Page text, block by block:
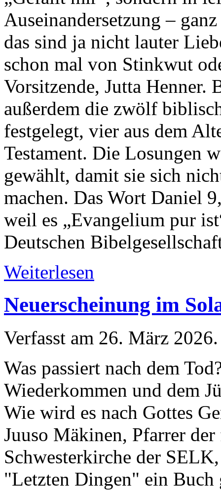
Auseinandersetzung –
das sind ja nicht lauter
schon mal von Stinkwut
Vorsitzende, Jutta Henner.
außerdem die zwölf
festgelegt, vier aus dem
Testament. Die Losungen
gewählt, damit sie sich
machen. Das Wort Daniel
weil es „Evangelium pur
Deutschen
Weiterlesen
Neuerscheinung im
Verfasst am 26. März 2026.
Was passiert nach dem
Wiederkommen und dem
Wie wird es nach Gottes
Juuso Mäkinen, Pfarrer
Schwesterkirche der
"Letzten Dingen" ein Buch